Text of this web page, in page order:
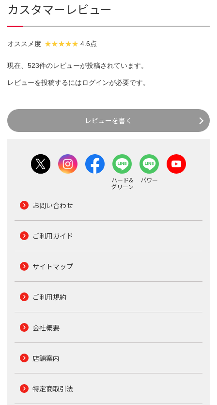
カスタマーレビュー
オススメ度 4.6点
現在、523件のレビューが投稿されています。
レビューを投稿するにはログインが必要です。
レビューを書く
ハード&
グリーン
パワー
お問い合わせ
ご利用ガイド
サイトマップ
ご利用規約
会社概要
店舗案内
特定商取引法